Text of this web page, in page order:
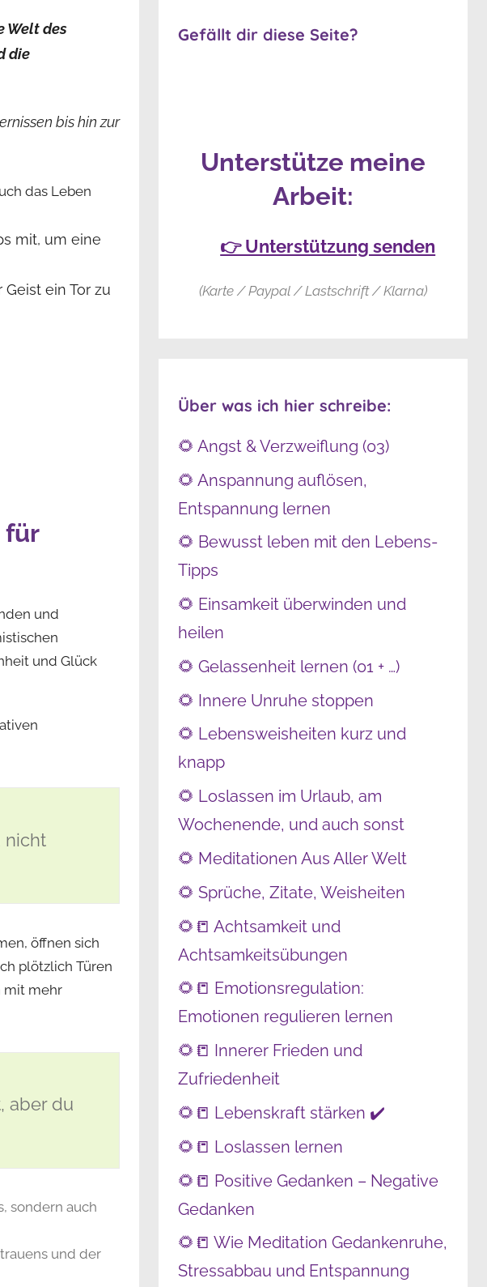
Welt des
die
bis hin zur
das Leben
mit, um eine
ein Tor zu
für
und
und Glück
nicht
öffnen sich
plötzlich Türen
mit mehr
aber du
sondern auch
und der
Gefällt dir diese Seite?
Unterstütze meine
Arbeit:
👉 Unterstützung senden
(Karte / Paypal / Lastschrift / Klarna)
Über was ich hier schreibe:
🌻 Angst & Verzweiflung (03)
🌻 Anspannung auflösen,
Entspannung lernen
🌻 Bewusst leben mit den Lebens-
Tipps
🌻 Einsamkeit überwinden und
heilen
🌻 Gelassenheit lernen (01 + …)
🌻 Innere Unruhe stoppen
🌻 Lebensweisheiten kurz und
knapp
🌻 Loslassen im Urlaub, am
Wochenende, und auch sonst
🌻 Meditationen Aus Aller Welt
🌻 Sprüche, Zitate, Weisheiten
🌻📒 Achtsamkeit und
Achtsamkeitsübungen
🌻📒 Emotionsregulation:
Emotionen regulieren lernen
🌻📒 Innerer Frieden und
Zufriedenheit
🌻📒 Lebenskraft stärken ✔️
🌻📒 Loslassen lernen
🌻📒 Positive Gedanken – Negative
Gedanken
🌻📒 Wie Meditation Gedankenruhe,
Stressabbau und Entspannung